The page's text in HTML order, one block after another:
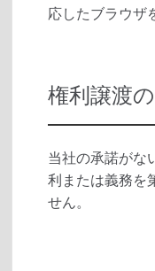
応したブラウザ
権利譲渡
当社の承諾がな
利または義務を
せん。